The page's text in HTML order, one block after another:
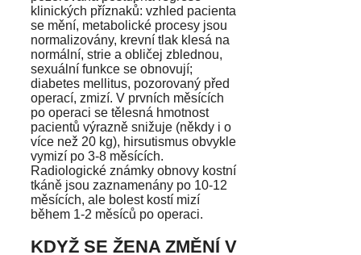
klinických příznaků: vzhled pacienta
se mění, metabolické procesy jsou
normalizovány, krevní tlak klesá na
normální, strie a obličej zblednou,
sexuální funkce se obnovují;
diabetes mellitus, pozorovaný před
operací, zmizí. V prvních měsících
po operaci se tělesná hmotnost
pacientů výrazně snižuje (někdy i o
více než 20 kg), hirsutismus obvykle
vymizí po 3-8 měsících.
Radiologické známky obnovy kostní
tkáně jsou zaznamenány po 10-12
měsících, ale bolest kostí mizí
během 1-2 měsíců po operaci.
KDYŽ SE ŽENA ZMĚNÍ V